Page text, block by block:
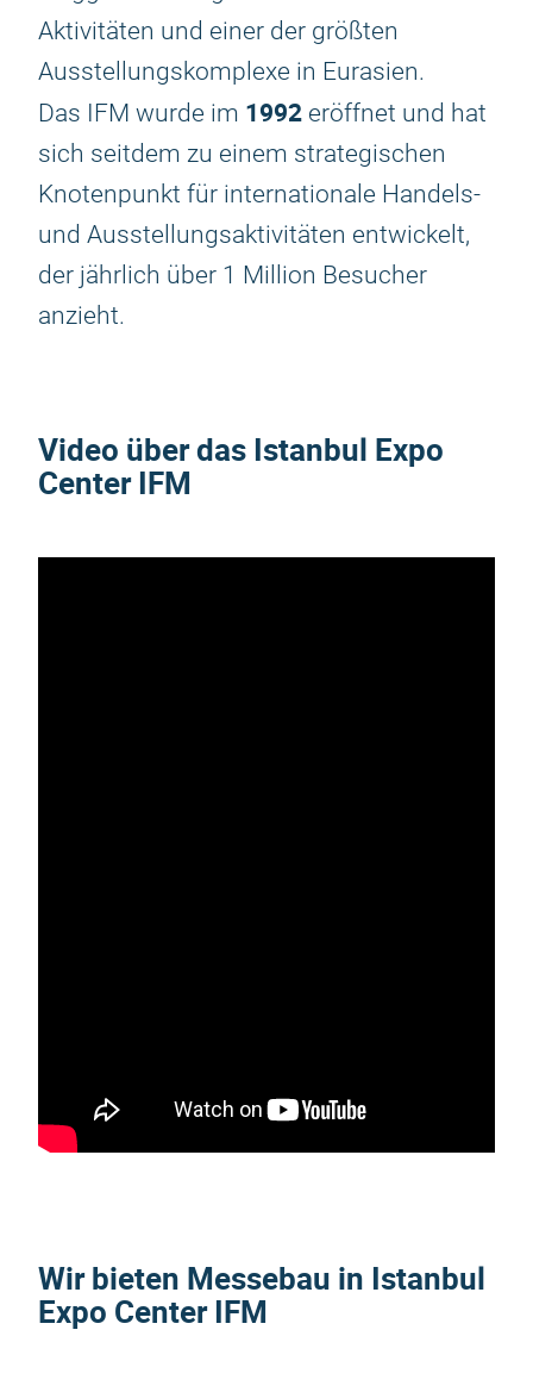
Aktivitäten und einer der größten
Ausstellungskomplexe in Eurasien.
Das IFM wurde im 1992 eröffnet und hat
sich seitdem zu einem strategischen
Knotenpunkt für internationale Handels-
und Ausstellungsaktivitäten entwickelt,
der jährlich über 1 Million Besucher
anzieht.
Video über das Istanbul Expo
Center IFM
Wir bieten Messebau in Istanbul
Expo Center IFM